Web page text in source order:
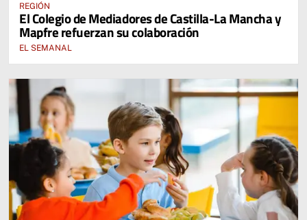
REGIÓN
El Colegio de Mediadores de Castilla-La Mancha y
Mapfre refuerzan su colaboración
EL SEMANAL